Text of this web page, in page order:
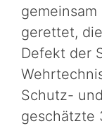
gerettet,
Defekt der
Schutz-
geschätzte